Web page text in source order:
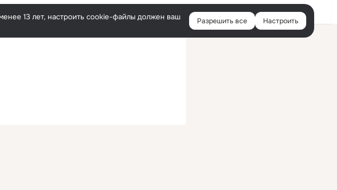
Войти
13 лет, настроить cookie-файлы должен ваш
Разрешить все Настроить